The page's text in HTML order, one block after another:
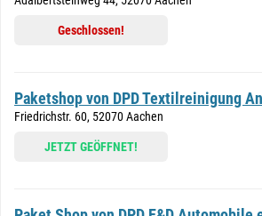
Geschlossen!
Paketshop von DPD Textilreinigung
Friedrichstr. 60, 52070 Aachen
JETZT GEÖFFNET!